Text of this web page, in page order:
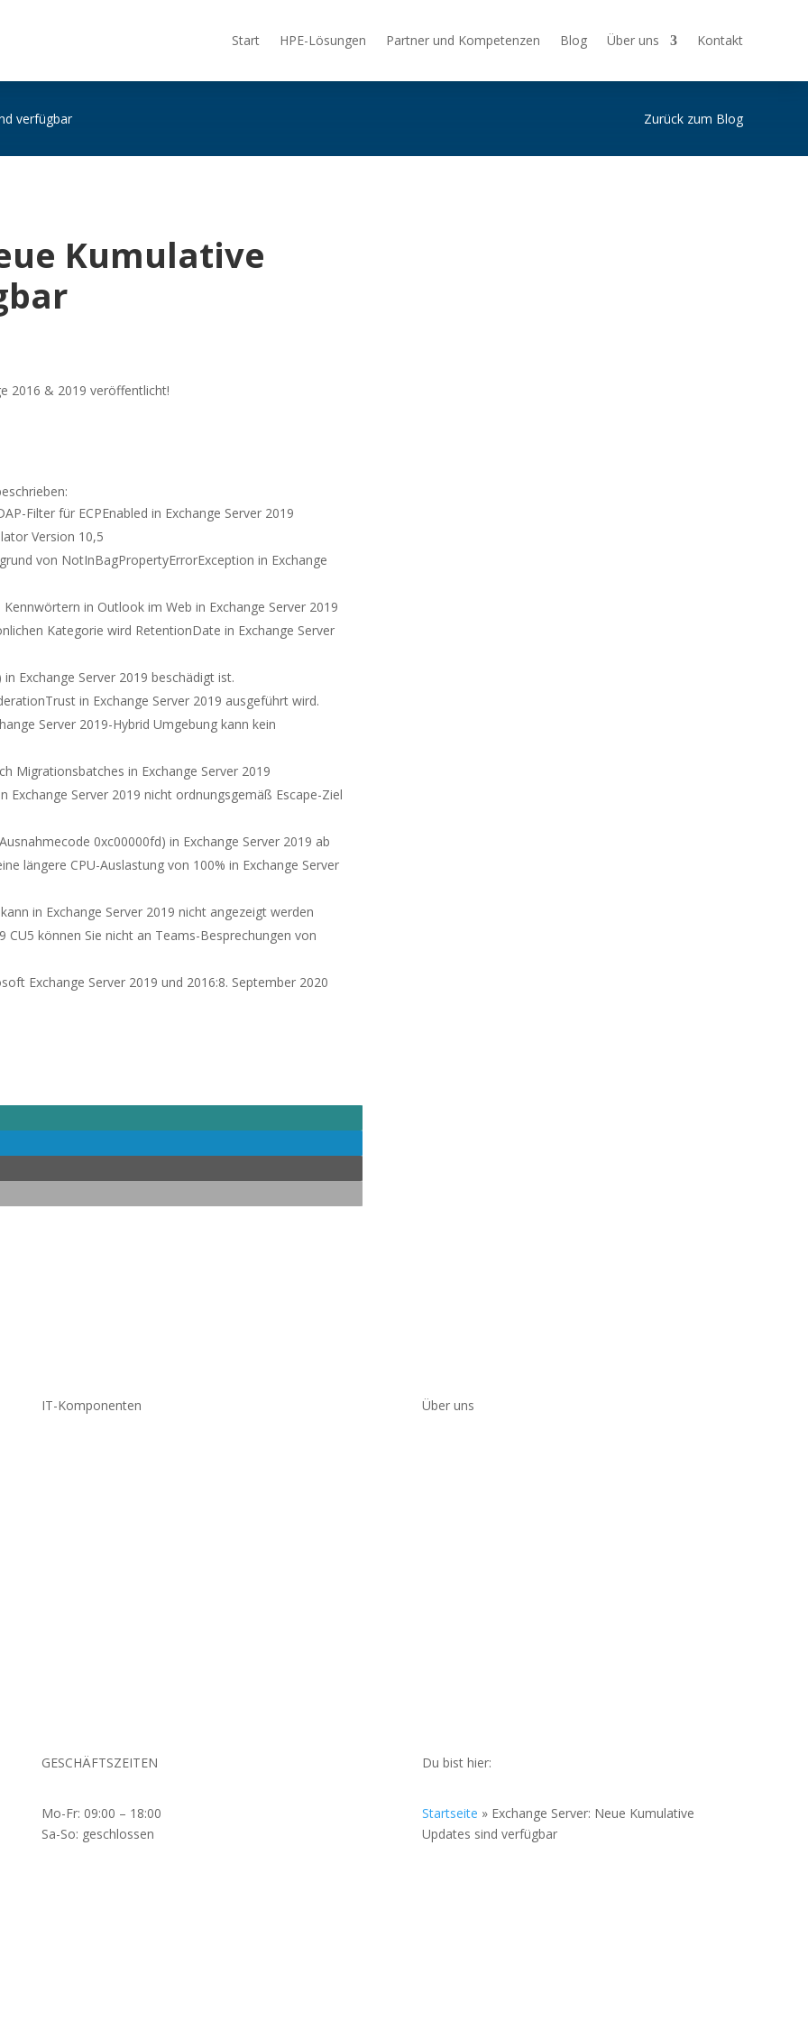
Start HPE-Lösungen Partner und Kompetenzen Blog Über uns Kontakt
verfügbar Zurück zum Blog
Kumulative
2016 & 2019 veröffentlicht!
Filter für ECPEnabled in Exchange Server 2019
Version 10,5
von NotInBagPropertyErrorException in Exchange
in Outlook im Web in Exchange Server 2019
Kategorie wird RetentionDate in Exchange Server
Exchange Server 2019 beschädigt ist.
in Exchange Server 2019 ausgeführt wird.
Server 2019-Hybrid Umgebung kann kein
Migrationsbatches in Exchange Server 2019
Exchange Server 2019 nicht ordnungsgemäß Escape-Ziel
0xc00000fd) in Exchange Server 2019 ab
längere CPU-Auslastung von 100% in Exchange Server
in Exchange Server 2019 nicht angezeigt werden
CU5 können Sie nicht an Teams-Besprechungen von
Exchange Server 2019 und 2016:8. September 2020
IT-Komponenten Über uns
GESCHÄFTSZEITEN
Mo-Fr: 09:00 – 18:00
Sa-So: geschlossen
Du bist hier:
Startseite » Exchange Server: Neue Kumulative
Updates sind verfügbar